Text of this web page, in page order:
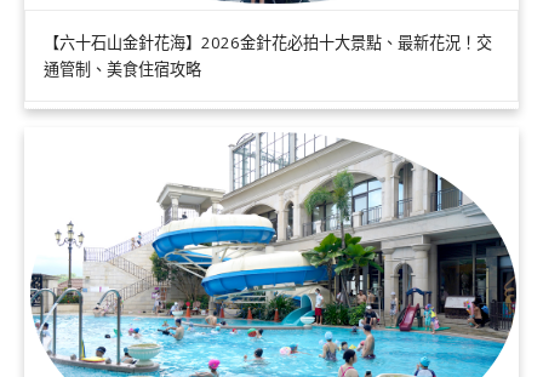
【六十石山金針花海】2026金針花必拍十大景點、最新花況！交
通管制、美食住宿攻略